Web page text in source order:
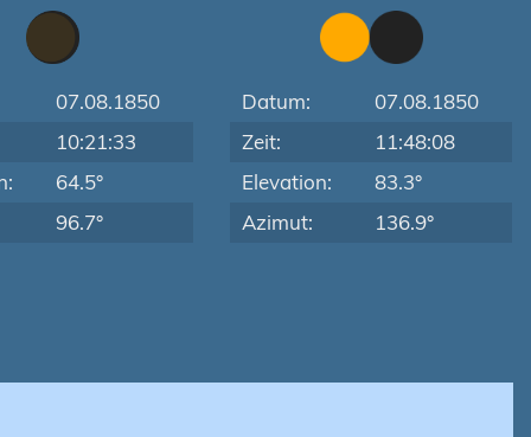
07.08.1850
10:21:33
64.5°
96.7°
Datum:
07.08.1850
Zeit:
11:48:08
Elevation:
83.3°
Azimut:
136.9°